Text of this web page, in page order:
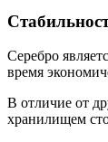
Серебро
время
В отличие от
хранилищем